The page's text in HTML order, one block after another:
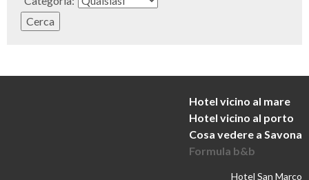
Hotel vicino al mare
Hotel vicino al porto
Cosa vedere a Savona
Formula b&b
Hotel San Marco